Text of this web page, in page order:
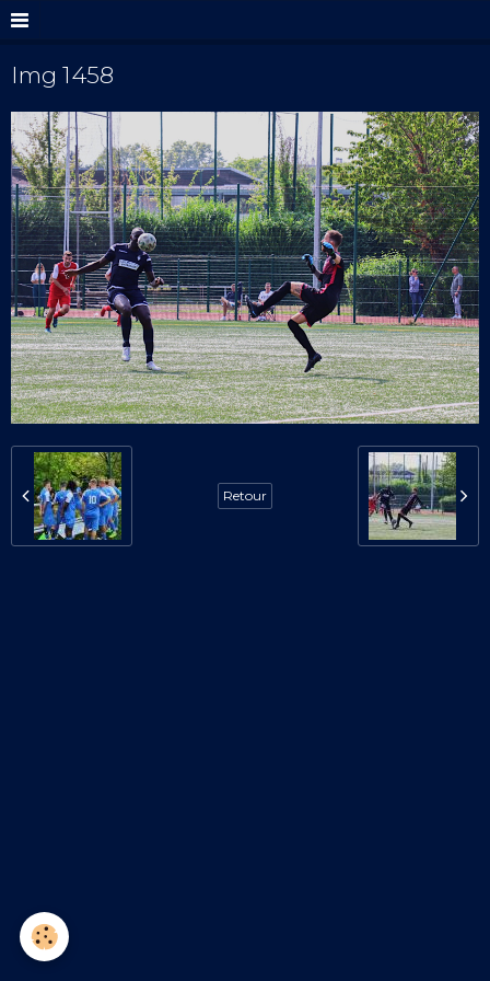
Img 1458
Retour